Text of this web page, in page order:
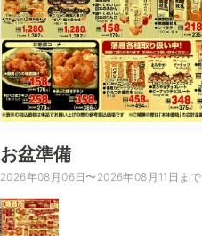
お盆準備
2026年08月06日〜2026年08月11日まで